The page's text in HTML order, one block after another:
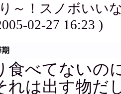
～！スノボいい
02-27 16:23 )
食べてないの
れは出す物だ